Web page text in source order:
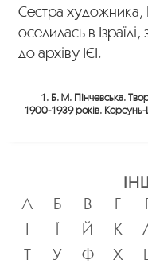
Сестра художника,
оселилась в
до архіву ІЄІ.
1. Б. М. Пінчевська.
1900-1939 років.
А
Б В Г
І
Ї Й К
Т
У Ф Х